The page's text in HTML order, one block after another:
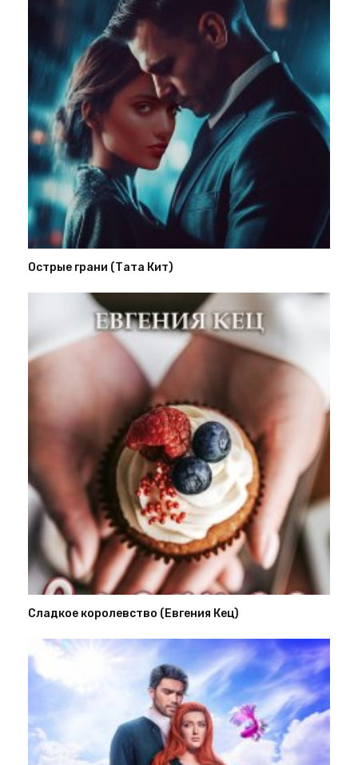
Острые грани (Тата Кит)
Сладкое королевство (Евгения Кец)